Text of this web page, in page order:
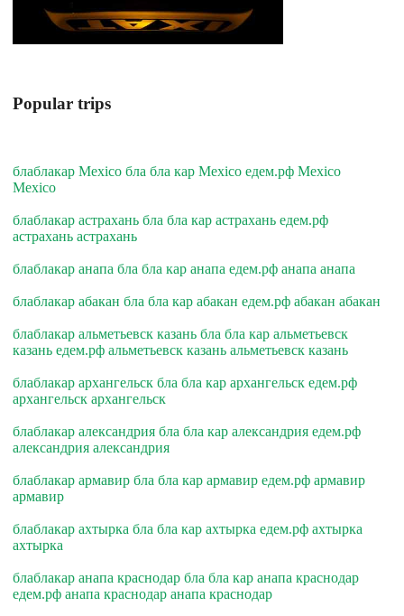
Popular trips
блаблакар Mexico бла бла кар Mexico едем.рф Mexico
Mexico
блаблакар астрахань бла бла кар астрахань едем.рф
астрахань астрахань
блаблакар анапа бла бла кар анапа едем.рф анапа анапа
блаблакар абакан бла бла кар абакан едем.рф абакан абакан
блаблакар альметьевск казань бла бла кар альметьевск
казань едем.рф альметьевск казань альметьевск казань
блаблакар архангельск бла бла кар архангельск едем.рф
архангельск архангельск
блаблакар александрия бла бла кар александрия едем.рф
александрия александрия
блаблакар армавир бла бла кар армавир едем.рф армавир
армавир
блаблакар ахтырка бла бла кар ахтырка едем.рф ахтырка
ахтырка
блаблакар анапа краснодар бла бла кар анапа краснодар
едем.рф анапа краснодар анапа краснодар